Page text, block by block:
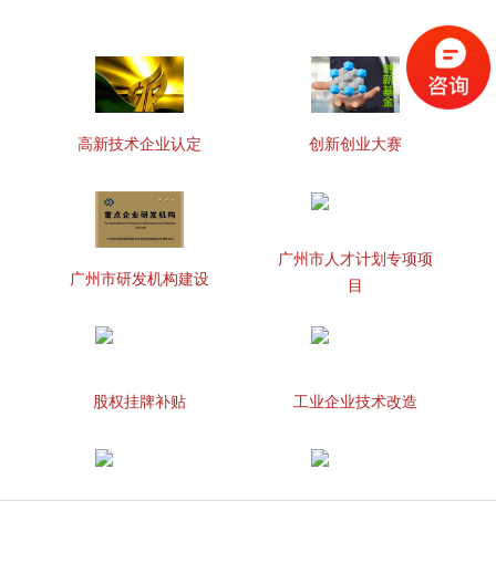
高新技术企业认定 创新创业大赛
广州市研发机构建设
广州市人才计划专项项
目
股权挂牌补贴 工业企业技术改造